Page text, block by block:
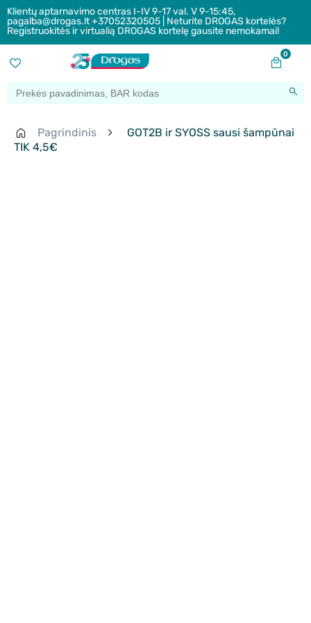
Klientų aptarnavimo centras I-IV 9-17 val. V 9-15:45,
pagalba@drogas.lt +37052320505 | Neturite DROGAS kortelės?
Registruokitės ir virtualią DROGAS kortelę gausite nemokamai!
0
Pagrindinis
GOT2B ir SYOSS sausi šampūnai
TIK 4,5€